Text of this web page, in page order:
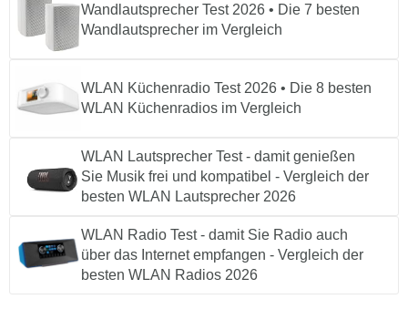
Wandlautsprecher Test 2026 • Die 7 besten
Wandlautsprecher im Vergleich
WLAN Küchenradio Test 2026 • Die 8 besten
WLAN Küchenradios im Vergleich
WLAN Lautsprecher Test - damit genießen
Sie Musik frei und kompatibel - Vergleich der
besten WLAN Lautsprecher 2026
WLAN Radio Test - damit Sie Radio auch
über das Internet empfangen - Vergleich der
besten WLAN Radios 2026